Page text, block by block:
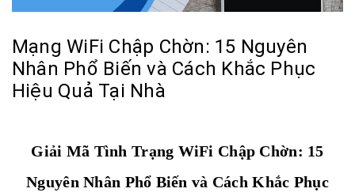
Mạng WiFi Chập Chờn: 15 Nguyên
Nhân Phổ Biến và Cách Khắc Phục
Hiệu Quả Tại Nhà
Giải Mã Tình Trạng WiFi Chập Chờn: 15
Nguyên Nhân Phổ Biến và Cách Khắc Phục